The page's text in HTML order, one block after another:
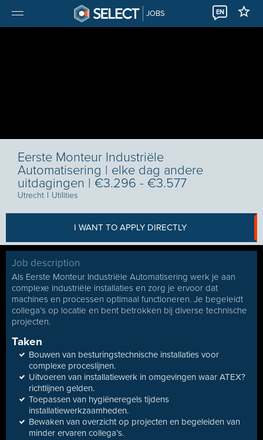
JOBS EN
Eerste Monteur Industriële
Automatisering | elke dag andere
uitdagingen | €3.296 - €3.577
Utrecht I Utilities
I WANT TO APPLY DIRECTLY
Job description
Als Eerste Monteur Industriële Automatisering werk je aan
complexe industriële installaties en zorg je ervoor dat
machines en processen optimaal functioneren. Je begeleidt
collega’s op locatie en bent betrokken bij diverse technische
projecten.
Taken
Bouwen van besturingstechnische installaties voor
complexe proceslijnen.
Uitvoeren van installatiewerk in omgevingen waar ATEX?
richtlijnen gelden.
Toepassen van hygiëneregels tijdens
installatiewerkzaamheden.
Bewaken van overzicht op projecten en begeleiden van
minder ervaren collega’s.